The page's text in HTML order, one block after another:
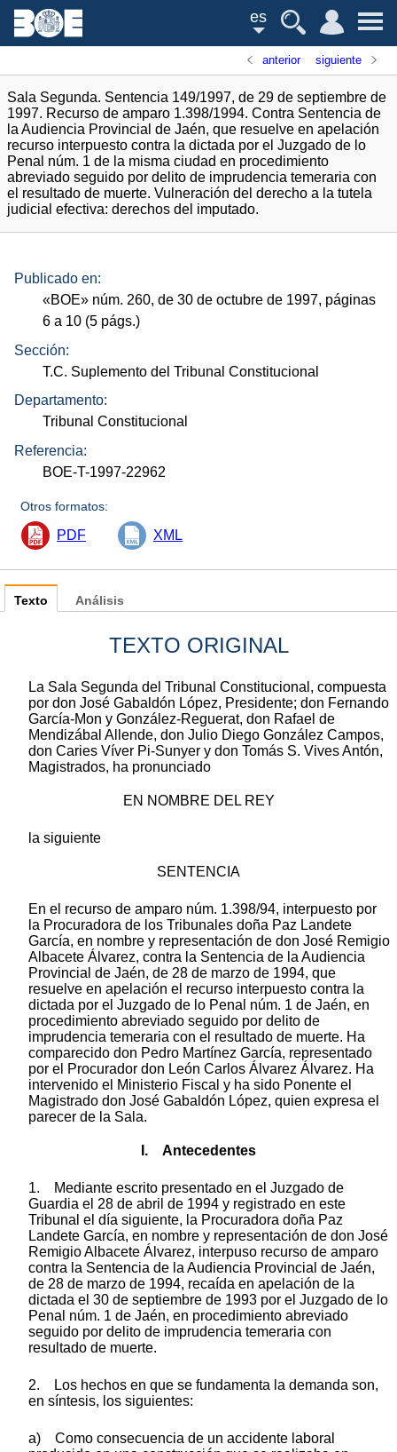
es
anterior siguiente
Sala Segunda. Sentencia 149/1997, de 29 de septiembre de
1997. Recurso de amparo 1.398/1994. Contra Sentencia de
la Audiencia Provincial de Jaén, que resuelve en apelación
recurso interpuesto contra la dictada por el Juzgado de lo
Penal núm. 1 de la misma ciudad en procedimiento
abreviado seguido por delito de imprudencia temeraria con
el resultado de muerte. Vulneración del derecho a la tutela
judicial efectiva: derechos del imputado.
Publicado en:
«BOE» núm. 260, de 30 de octubre de 1997, páginas
6 a 10 (5 págs.)
Sección:
T.C. Suplemento del Tribunal Constitucional
Departamento:
Tribunal Constitucional
Referencia:
BOE-T-1997-22962
Otros formatos:
PDF XML
Texto
TEXTO ORIGINAL
La Sala Segunda del Tribunal Constitucional, compuesta
por don José Gabaldón López, Presidente; don Fernando
García-Mon y González-Reguerat, don Rafael de
Mendizábal Allende, don Julio Diego González Campos,
don Caries Víver Pi-Sunyer y don Tomás S. Vives Antón,
Magistrados, ha pronunciado
EN NOMBRE DEL REY
la siguiente
SENTENCIA
En el recurso de amparo núm. 1.398/94, interpuesto por
la Procuradora de los Tribunales doña Paz Landete
García, en nombre y representación de don José Remigio
Albacete Álvarez, contra la Sentencia de la Audiencia
Provincial de Jaén, de 28 de marzo de 1994, que
resuelve en apelación el recurso interpuesto contra la
dictada por el Juzgado de lo Penal núm. 1 de Jaén, en
procedimiento abreviado seguido por delito de
imprudencia temeraria con el resultado de muerte. Ha
comparecido don Pedro Martínez García, representado
por el Procurador don León Carlos Álvarez Álvarez. Ha
intervenido el Ministerio Fiscal y ha sido Ponente el
Magistrado don José Gabaldón López, quien expresa el
parecer de la Sala.
I. Antecedentes
1. Mediante escrito presentado en el Juzgado de
Guardia el 28 de abril de 1994 y registrado en este
Tribunal el día siguiente, la Procuradora doña Paz
Landete García, en nombre y representación de don José
Remigio Albacete Álvarez, interpuso recurso de amparo
contra la Sentencia de la Audiencia Provincial de Jaén,
de 28 de marzo de 1994, recaída en apelación de la
dictada el 30 de septiembre de 1993 por el Juzgado de lo
Penal núm. 1 de Jaén, en procedimiento abreviado
seguido por delito de imprudencia temeraria con
resultado de muerte.
2. Los hechos en que se fundamenta la demanda son,
en síntesis, los siguientes:
a) Como consecuencia de un accidente laboral
Análisis